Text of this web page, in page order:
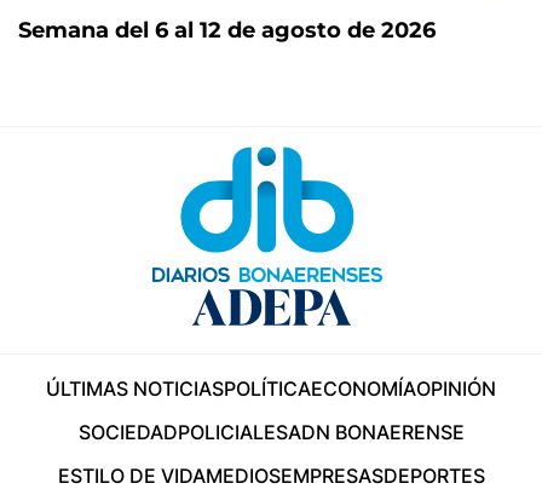
Semana del 6 al 12 de agosto de 2026
ÚLTIMAS NOTICIASPOLÍTICAECONOMÍAOPINIÓN
SOCIEDADPOLICIALESADN BONAERENSE
ESTILO DE VIDAMEDIOSEMPRESASDEPORTES